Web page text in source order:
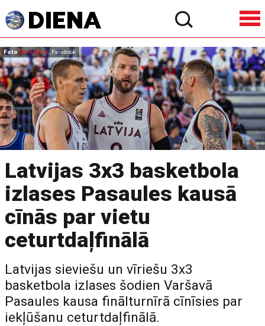
Foto:Basketbols, Facebook
Latvijas 3x3 basketbola
izlases Pasaules kausā
cīnās par vietu
ceturtdaļfinālā
Latvijas sieviešu un vīriešu 3x3
basketbola izlases šodien Varšavā
Pasaules kausa finālturnīrā cīnīsies par
iekļūšanu ceturtdaļfinālā.